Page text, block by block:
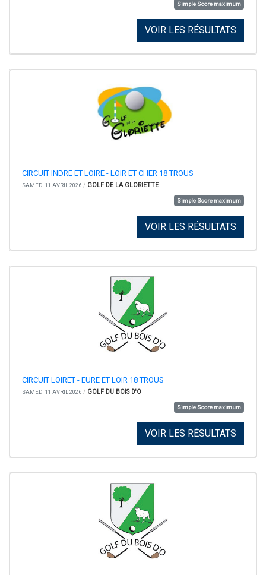
Simple Score maximum
VOIR LES RÉSULTATS
CIRCUIT INDRE ET LOIRE - LOIR ET CHER 18 TROUS
SAMEDI 11 AVRIL 2026 / GOLF DE LA GLORIETTE
Simple Score maximum
VOIR LES RÉSULTATS
CIRCUIT LOIRET - EURE ET LOIR 18 TROUS
SAMEDI 11 AVRIL 2026 / GOLF DU BOIS D'O
Simple Score maximum
VOIR LES RÉSULTATS